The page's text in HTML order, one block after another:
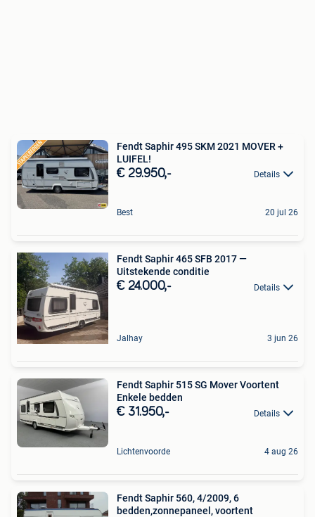
Fendt Saphir 495 SKM 2021 MOVER +
LUIFEL!
€ 29.950,- Details
Best 20 jul 26
Fendt Saphir 465 SFB 2017 —
Uitstekende conditie
€ 24.000,- Details
Jalhay 3 jun 26
Fendt Saphir 515 SG Mover Voortent
Enkele bedden
€ 31.950,- Details
Lichtenvoorde 4 aug 26
Fendt Saphir 560, 4/2009, 6
bedden,zonnepaneel, voortent